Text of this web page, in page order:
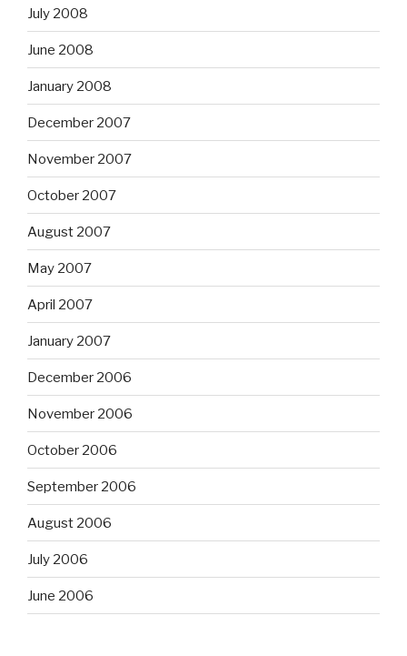
July 2008
June 2008
January 2008
December 2007
November 2007
October 2007
August 2007
May 2007
April 2007
January 2007
December 2006
November 2006
October 2006
September 2006
August 2006
July 2006
June 2006